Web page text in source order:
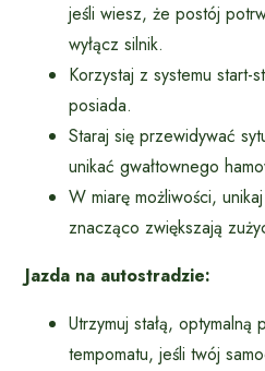
jeśli wiesz, że postój
wyłącz silnik.
Korzystaj z systemu start-
posiada.
Staraj się przewidywać
unikać gwałtownego
W miarę możliwości,
znacząco zwiększają
Jazda na autostradzie:
Utrzymuj stałą,
tempomatu, jeśli twój